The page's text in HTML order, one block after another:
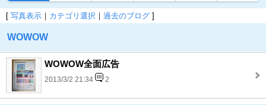
[ 写真表示 ｜ カテゴリ選択 ｜ 過去のブログ ]
WOWOW
WOWOW全面広告
2013/3/2 21:34 2